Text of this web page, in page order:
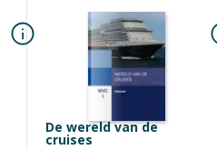
De wereld van de
cruises